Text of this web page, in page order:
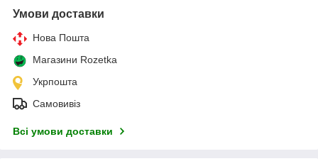
Умови доставки
Нова Пошта
Магазини Rozetka
Укрпошта
Самовивіз
Всі умови доставки